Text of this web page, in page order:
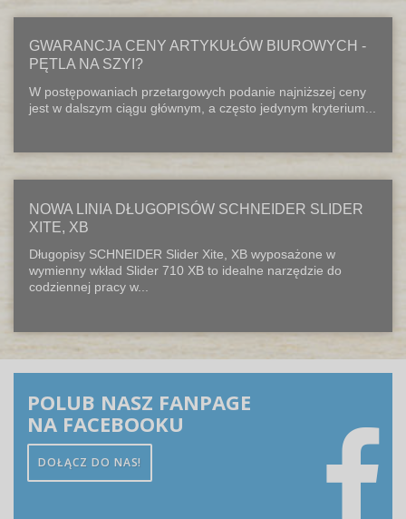
GWARANCJA CENY ARTYKUŁÓW BIUROWYCH -
PĘTLA NA SZYI?
W postępowaniach przetargowych podanie najniższej ceny
jest w dalszym ciągu głównym, a często jedynym kryterium...
NOWA LINIA DŁUGOPISÓW SCHNEIDER SLIDER
XITE, XB
Długopisy SCHNEIDER Slider Xite, XB wyposażone w
wymienny wkład Slider 710 XB to idealne narzędzie do
codziennej pracy w...
POLUB NASZ FANPAGE
NA FACEBOOKU
DOŁĄCZ DO NAS!